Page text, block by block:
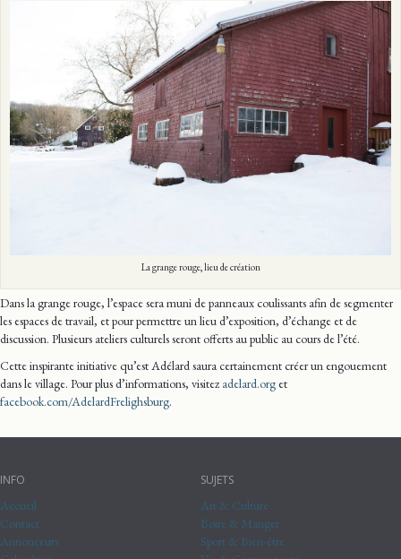
La grange rouge, lieu de création
Dans la grange rouge, l’espace sera muni de panneaux coulissants afin de segmenter
les espaces de travail, et pour permettre un lieu d’exposition, d’échange et de
discussion. Plusieurs ateliers culturels seront offerts au public au cours de l’été.
Cette inspirante initiative qu’est Adélard saura certainement créer un engouement
dans le village. Pour plus d’informations, visitezadelard.org et
facebook.com/AdelardFrelighsburg.
INFO
Accueil
Contact
Annonceurs
SUJETS
Art & Culture
Boire & Manger
Sport & Bien-être